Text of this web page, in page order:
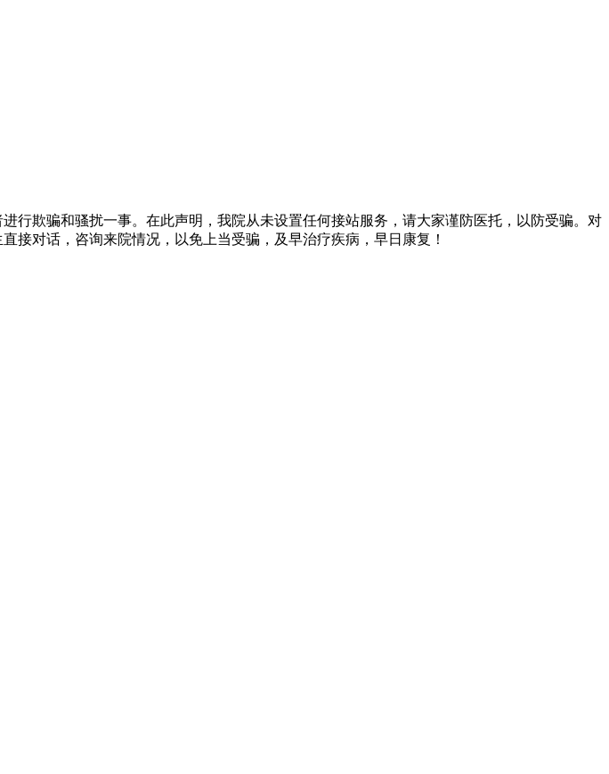
行欺骗和骚扰一事。在此声明，我院从未设置任何接站服务，请大家谨防医托，以防受骗。对
接对话，咨询来院情况，以免上当受骗，及早治疗疾病，早日康复！